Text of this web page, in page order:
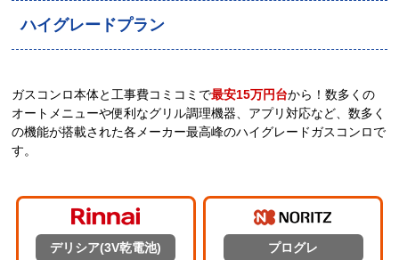
ハイグレードプラン
ガスコンロ本体と工事費コミコミで最安15万円台から！数多くの
オートメニューや便利なグリル調理機器、アプリ対応など、数多く
の機能が搭載された各メーカー最高峰のハイグレードガスコンロで
す。
デリシア(3V乾電池) プログレ